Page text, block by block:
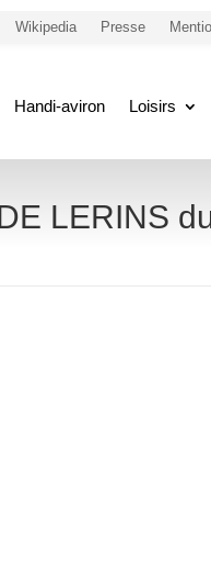
Wikipedia Presse
Handi-aviron Loisirs
LERINS